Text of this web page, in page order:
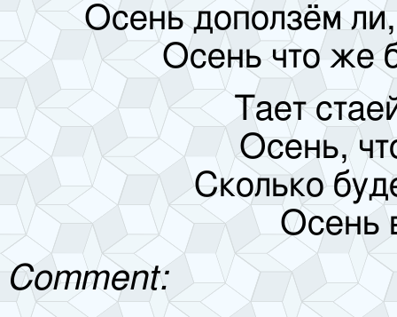
Осень доползём
Осень что же
Тает
Осень,
Сколько
Осень
Comment: